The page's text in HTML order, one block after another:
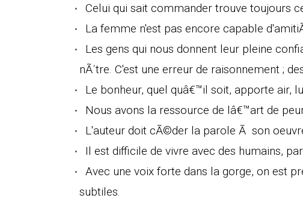
Celui qui sait commander trouve toujours
La femme n'est pas encore capable
Les gens qui nous donnent leur pleine
nÃ´tre. C'est une erreur de raisonnement ;
Le bonheur, quel quâ€™il soit, apporte air,
Nous avons la ressource de lâ€™art de
L'auteur doit cÃ©der la parole Ã son
Il est difficile de vivre avec des humains,
Avec une voix forte dans la gorge, on est
subtiles.